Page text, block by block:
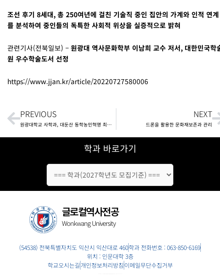
조선 후기 8세대, 총 250여년에 걸친 기술직 중인 집안의 가계와 인적 연계
를 분석하여 중인들의 독특한 사회적 위상을 실증적으로 밝혀
관련기사(전북일보) – 원광대 역사문화학부 이남희 교수 저서, 대한민국학
원 우수학술도서 선정
https://www.jjan.kr/article/20220727580006
Prev
PREVIOUS
원광대학교 사학과, 대둔산 동학농민혁명 최후항전지 유물 기증
NEXT
드론을 활용한 문화재보존과 관리
학과 바로가기
글로컬역사전공
Wonkwang University
(54538) 전북특별자치도 익산시 익산대로 460학과 전화번호 : 063-850-6169
위치 : 인문대학 3층
학교오시는길개인정보처리방침이메일무단수집거부